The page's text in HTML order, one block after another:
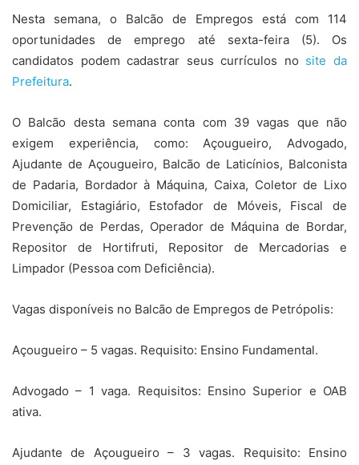
Nesta semana, o Balcão de Empregos está com 114
oportunidades de emprego até sexta-feira (5). Os
candidatos podem cadastrar seus currículos no site da
Prefeitura.
O Balcão desta semana conta com 39 vagas que não
exigem experiência, como: Açougueiro, Advogado,
Ajudante de Açougueiro, Balcão de Laticínios, Balconista
de Padaria, Bordador à Máquina, Caixa, Coletor de Lixo
Domiciliar, Estagiário, Estofador de Móveis, Fiscal de
Prevenção de Perdas, Operador de Máquina de Bordar,
Repositor de Hortifruti, Repositor de Mercadorias e
Limpador (Pessoa com Deficiência).
Vagas disponíveis no Balcão de Empregos de Petrópolis:
Açougueiro – 5 vagas. Requisito: Ensino Fundamental.
Advogado – 1 vaga. Requisitos: Ensino Superior e OAB
ativa.
Ajudante de Açougueiro – 3 vagas. Requisito: Ensino